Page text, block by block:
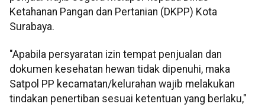
Ketahanan Pangan dan Pertanian (DKPP) Kota
Surabaya.
"Apabila persyaratan izin tempat penjualan dan
dokumen kesehatan hewan tidak dipenuhi, maka
Satpol PP kecamatan/kelurahan wajib melakukan
tindakan penertiban sesuai ketentuan yang berlaku,"